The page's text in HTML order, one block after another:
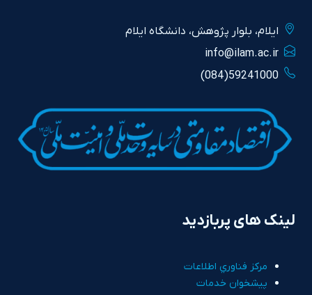
ايلام، بلوار پژوهش، دانشگاه ايلام
info@ilam.ac.ir
59241000(084)
لینک های پربازدید
مرکز فناوري اطلاعات
پيشخوان خدمات